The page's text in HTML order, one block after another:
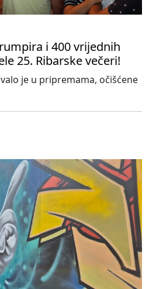
i 400 vrijednih
25. Ribarske večeri!
je u pripremama, očišćene